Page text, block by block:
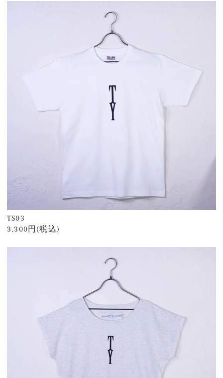
TS03
3,300円(税込)